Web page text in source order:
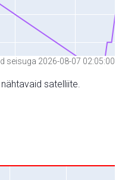
seisuga 2026-08-07 02:05:00
satelliite.